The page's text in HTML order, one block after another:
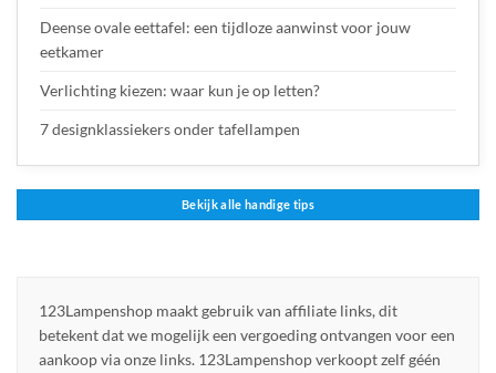
Deense ovale eettafel: een tijdloze aanwinst voor jouw
eetkamer
Verlichting kiezen: waar kun je op letten?
7 designklassiekers onder tafellampen
Bekijk alle handige tips
123Lampenshop maakt gebruik van affiliate links, dit
betekent dat we mogelijk een vergoeding ontvangen voor een
aankoop via onze links. 123Lampenshop verkoopt zelf géén